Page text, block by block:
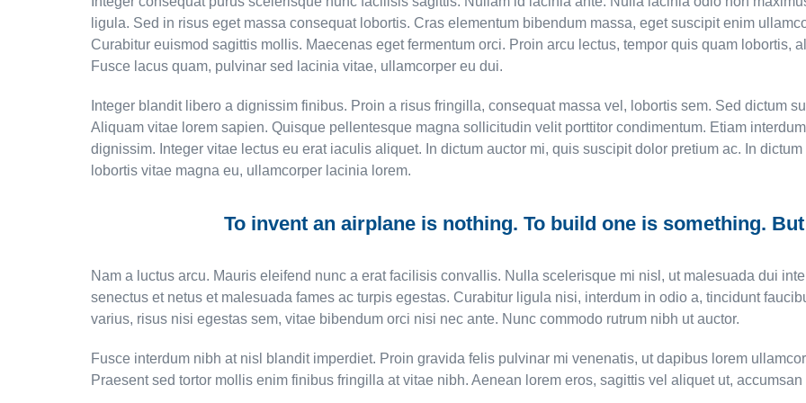
ligula. Sed in risus eget massa consequat lobortis. Cras elementum bibendum massa, eget suscipit enim
Curabitur euismod sagittis mollis. Maecenas eget fermentum orci. Proin arcu lectus, tempor quis quam lobortis,
Fusce lacus quam, pulvinar sed lacinia vitae, ullamcorper eu dui.
Integer blandit libero a dignissim finibus. Proin a risus fringilla, consequat massa vel, lobortis sem. Sed dictum
Aliquam vitae lorem sapien. Quisque pellentesque magna sollicitudin velit porttitor condimentum. Etiam
dignissim. Integer vitae lectus eu erat iaculis aliquet. In dictum auctor mi, quis suscipit dolor pretium ac. In
lobortis vitae magna eu, ullamcorper lacinia lorem.
To invent an airplane is nothing. To build one is something.
Nam a luctus arcu. Mauris eleifend nunc a erat facilisis convallis. Nulla scelerisque mi nisl, ut malesuada dui
senectus et netus et malesuada fames ac turpis egestas. Curabitur ligula nisi, interdum in odio a, tincidunt
varius, risus nisi egestas sem, vitae bibendum orci nisi nec ante. Nunc commodo rutrum nibh ut auctor.
Fusce interdum nibh at nisl blandit imperdiet. Proin gravida felis pulvinar mi venenatis, ut dapibus lorem
Praesent sed tortor mollis enim finibus fringilla at vitae nibh. Aenean lorem eros, sagittis vel aliquet ut, accumsan